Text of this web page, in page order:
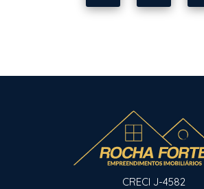
CRECI J-4582